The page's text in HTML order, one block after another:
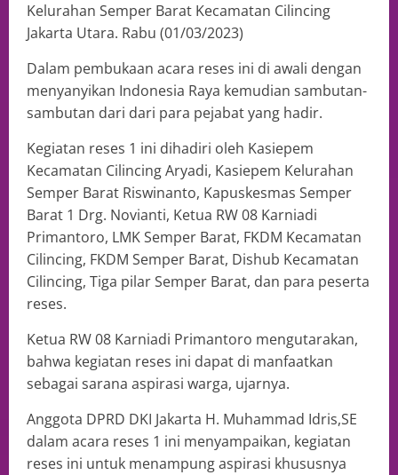
Kelurahan Semper Barat Kecamatan Cilincing
Jakarta Utara. Rabu (01/03/2023)
Dalam pembukaan acara reses ini di awali dengan
menyanyikan Indonesia Raya kemudian sambutan-
sambutan dari dari para pejabat yang hadir.
Kegiatan reses 1 ini dihadiri oleh Kasiepem
Kecamatan Cilincing Aryadi, Kasiepem Kelurahan
Semper Barat Riswinanto, Kapuskesmas Semper
Barat 1 Drg. Novianti, Ketua RW 08 Karniadi
Primantoro, LMK Semper Barat, FKDM Kecamatan
Cilincing, FKDM Semper Barat, Dishub Kecamatan
Cilincing, Tiga pilar Semper Barat, dan para peserta
reses.
Ketua RW 08 Karniadi Primantoro mengutarakan,
bahwa kegiatan reses ini dapat di manfaatkan
sebagai sarana aspirasi warga, ujarnya.
Anggota DPRD DKI Jakarta H. Muhammad Idris,SE
dalam acara reses 1 ini menyampaikan, kegiatan
reses ini untuk menampung aspirasi khususnya